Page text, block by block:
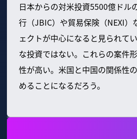
日本からの対米投資5500億ドル
行（JBIC）や貿易保険（NEXI
ェクトが中心になると見られて
な投資ではない。これらの案件
性が高い。米国と中国の関係性
めることになるだろう。